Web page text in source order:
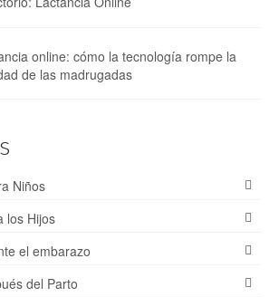
online: cómo la tecnología rompe la
de las madrugadas
Niños
los Hijos
el embarazo
del Parto